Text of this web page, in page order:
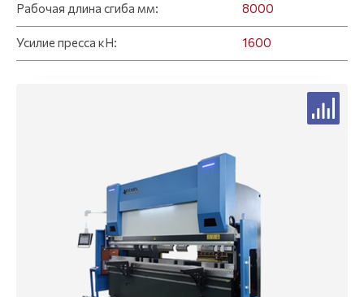
Рабочая длина сгиба мм: 8000
Усилие пресса кН: 1600